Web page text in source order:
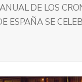
DE LOS
ESPAÑA SE